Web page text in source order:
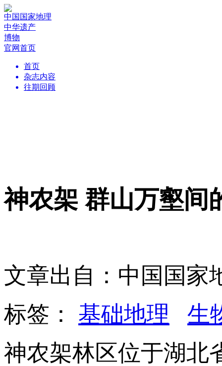
中国国家地理
中华遗产
博物
官网首页
首页
杂志内容
往期回顾
神农架 群山万壑间
文章出自：中国国家
标签： 基础地理
生
神农架林区位于湖北